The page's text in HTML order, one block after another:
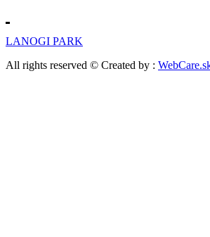
LANOGI PARK
All rights reserved © Created by :